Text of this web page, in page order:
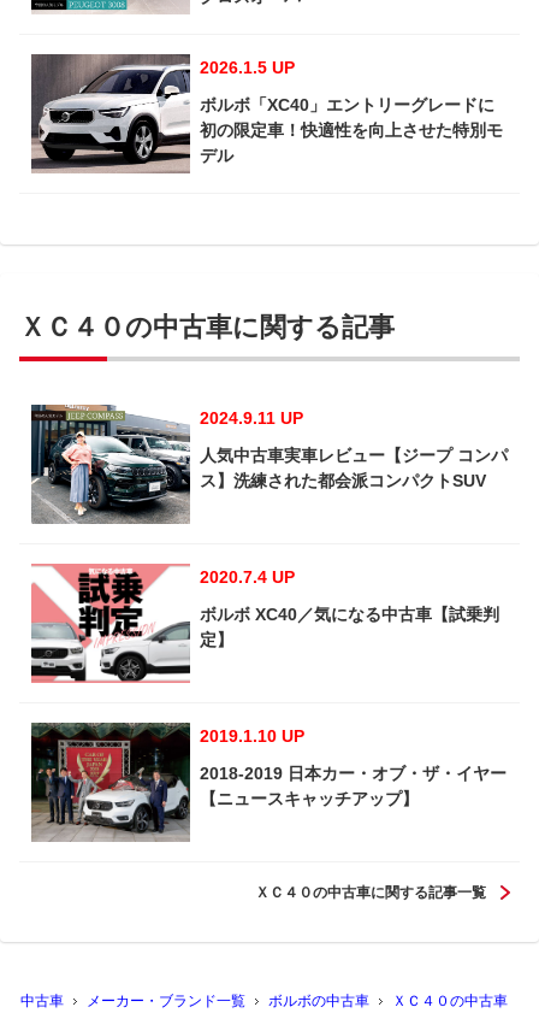
2026.1.5 UP
ボルボ「XC40」エントリーグレードに
初の限定車！快適性を向上させた特別モ
デル
ＸＣ４０の中古車に関する記事
2024.9.11 UP
人気中古車実車レビュー【ジープ コンパ
ス】洗練された都会派コンパクトSUV
2020.7.4 UP
ボルボ XC40／気になる中古車【試乗判
定】
2019.1.10 UP
2018-2019 日本カー・オブ・ザ・イヤー
【ニュースキャッチアップ】
ＸＣ４０の中古車に関する記事一覧
中古車 メーカー・ブランド一覧 ボルボの中古車
ＸＣ４０の中古車